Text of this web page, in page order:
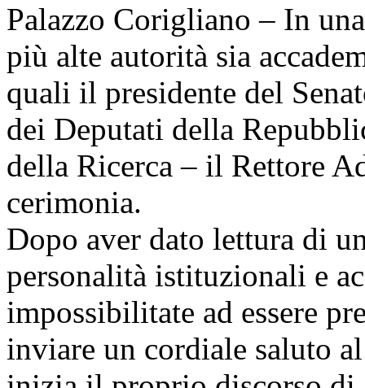
Palazzo Corigliano – In
più alte autorità sia
quali il presidente del
dei Deputati della
della Ricerca – il Rettore
cerimonia.
Dopo aver dato lettura di
personalità istituzionali e
impossibilitate ad essere
inviare un cordiale saluto